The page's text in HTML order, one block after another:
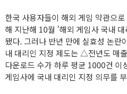
한국 사용자들이 해외 게임 약관으
해 지난해 10월 '해외 게임사 국내
됐다. 그러나 반년 만에 실효성 논란
내 대리인 지정 제도는 △전년도 매
다운로드 수가 하루 평균 1000건 이
게임사에 국내 대리인 지정 의무를